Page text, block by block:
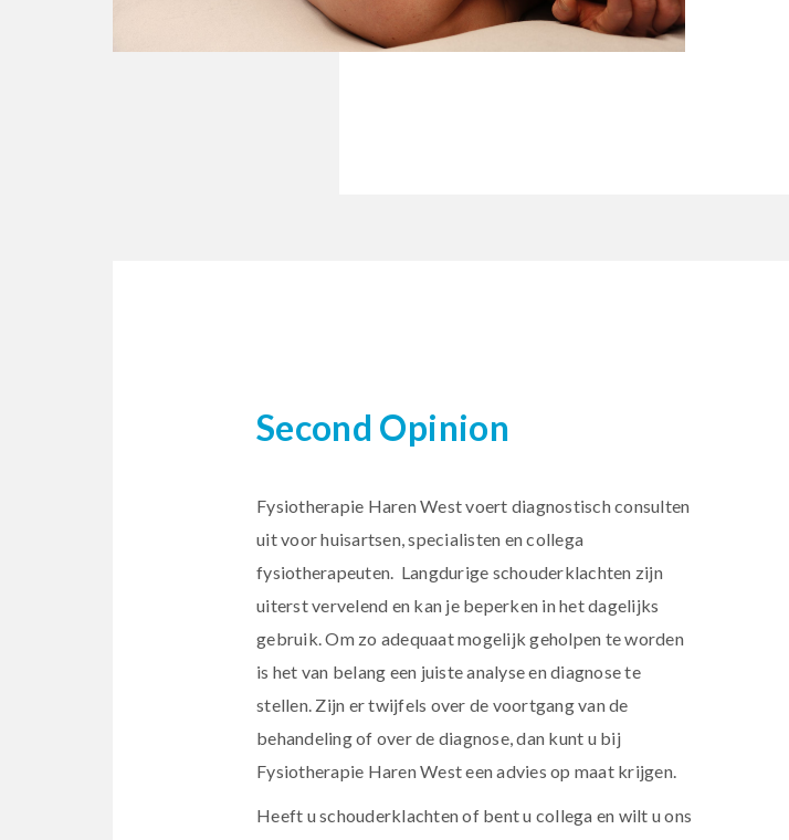
Second Opinion
Fysiotherapie Haren West voert diagnostisch consulten
uit voor huisartsen, specialisten en collega
fysiotherapeuten. Langdurige schouderklachten zijn
uiterst vervelend en kan je beperken in het dagelijks
gebruik. Om zo adequaat mogelijk geholpen te worden
is het van belang een juiste analyse en diagnose te
stellen. Zijn er twijfels over de voortgang van de
behandeling of over de diagnose, dan kunt u bij
Fysiotherapie Haren West een advies op maat krijgen.
Heeft u schouderklachten of bent u collega en wilt u ons